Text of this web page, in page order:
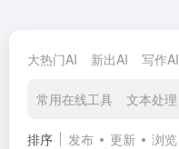
大热门AI 新出AI 写作AI
常用在线工具 文本处理
排序 发布 更新 浏览